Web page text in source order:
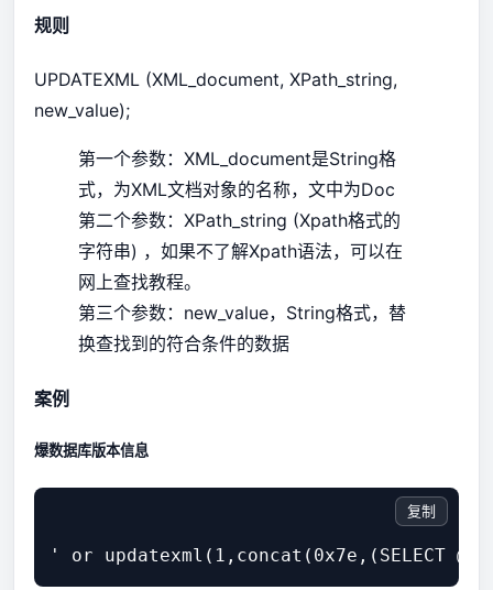
规则
UPDATEXML (XML_document, XPath_string,
new_value);
第一个参数：XML_document是String格
式，为XML文档对象的名称，文中为Doc
第二个参数：XPath_string (Xpath格式的
字符串) ，如果不了解Xpath语法，可以在
网上查找教程。
第三个参数：new_value，String格式，替
换查找到的符合条件的数据
案例
爆数据库版本信息
复制